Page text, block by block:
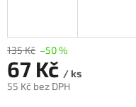
135 Kč –50 %
67 Kč / ks
55 Kč bez DPH